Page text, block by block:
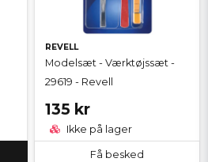
REVELL
Modelsæt - Værktøjssæt -
29619 - Revell
135 kr
Ikke på lager
Få besked